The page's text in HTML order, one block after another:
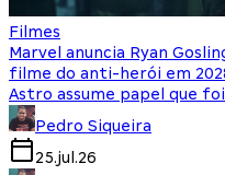
Filmes
Marvel anuncia Ryan
filme do anti-herói em
Astro assume papel que
Pedro Siqueira
25.jul.26